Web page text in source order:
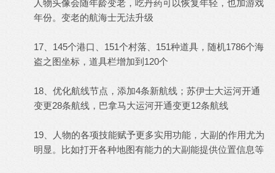
人物头像会随年龄变老，吃丹药可以恢复年轻，也加游戏
年份。变老的航海士无法升级
17、145个港口、151个村落、151种道具，随机1786个海
盗之图坐标，道具栏增加到120个
18、优化航线节点，添加4条新航线；苏伊士大运河开通
变更28条航线，巴拿马大运河开通变更12条航线
19、人物的各项技能赋予更多实用功能，大副的作用尤为
明显。比如打开各种地图有能力的大副能提供位置信息等